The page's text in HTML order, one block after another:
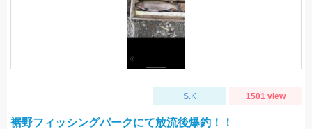
S.K 1501 view
裾野フィッシングパークにて放流後爆釣！！